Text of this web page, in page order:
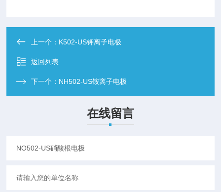
上一个： K502-US钾离子电极
返回列表
下一个： NH502-US铵离子电极
在线留言